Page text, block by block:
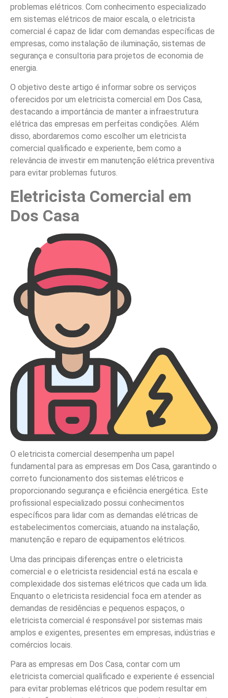
problemas elétricos. Com conhecimento especializado
em sistemas elétricos de maior escala, o eletricista
comercial é capaz de lidar com demandas específicas de
empresas, como instalação de iluminação, sistemas de
segurança e consultoria para projetos de economia de
energia.
O objetivo deste artigo é informar sobre os serviços
oferecidos por um eletricista comercial em Dos Casa,
destacando a importância de manter a infraestrutura
elétrica das empresas em perfeitas condições. Além
disso, abordaremos como escolher um eletricista
comercial qualificado e experiente, bem como a
relevância de investir em manutenção elétrica preventiva
para evitar problemas futuros.
Eletricista Comercial em
Dos Casa
O eletricista comercial desempenha um papel
fundamental para as empresas em Dos Casa, garantindo o
correto funcionamento dos sistemas elétricos e
proporcionando segurança e eficiência energética. Este
profissional especializado possui conhecimentos
específicos para lidar com as demandas elétricas de
estabelecimentos comerciais, atuando na instalação,
manutenção e reparo de equipamentos elétricos.
Uma das principais diferenças entre o eletricista
comercial e o eletricista residencial está na escala e
complexidade dos sistemas elétricos que cada um lida.
Enquanto o eletricista residencial foca em atender as
demandas de residências e pequenos espaços, o
eletricista comercial é responsável por sistemas mais
amplos e exigentes, presentes em empresas, indústrias e
comércios locais.
Para as empresas em Dos Casa, contar com um
eletricista comercial qualificado e experiente é essencial
para evitar problemas elétricos que podem resultar em